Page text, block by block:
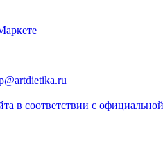
в соответствии с